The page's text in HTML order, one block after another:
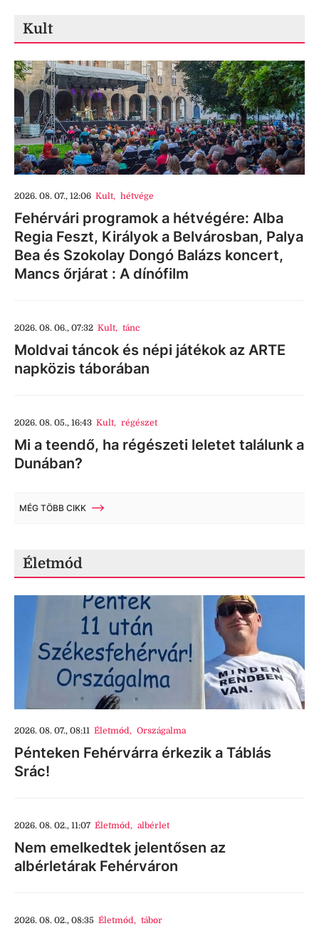
Kult
2026. 08. 07., 12:06 Kult, hétvége
Fehérvári programok a hétvégére: Alba
Regia Feszt, Királyok a Belvárosban, Palya
Bea és Szokolay Dongó Balázs koncert,
Mancs őrjárat : A dínófilm
2026. 08. 06., 07:32 Kult, tánc
Moldvai táncok és népi játékok az ARTE
napközis táborában
2026. 08. 05., 16:43 Kult, régészet
Mi a teendő, ha régészeti leletet találunk a
Dunában?
MÉG TÖBB CIKK
Életmód
2026. 08. 07., 08:11 Életmód, Országalma
Pénteken Fehérvárra érkezik a Táblás
Srác!
2026. 08. 02., 11:07 Életmód, albérlet
Nem emelkedtek jelentősen az
albérletárak Fehérváron
2026. 08. 02., 08:35 Életmód, tábor